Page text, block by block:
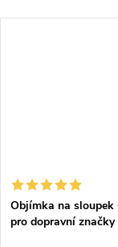
Objímka na
pro dopravní značky